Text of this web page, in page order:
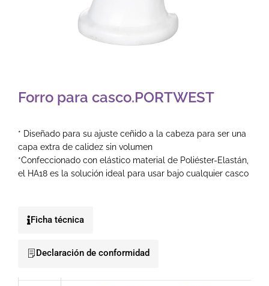
Forro para casco.PORTWEST
* Diseñado para su ajuste ceñido a la cabeza para ser una
capa extra de calidez sin volumen
*Confeccionado con elástico material de Poliéster-Elastán,
el HA18 es la solución ideal para usar bajo cualquier casco
Ficha técnica
Declaración de conformidad